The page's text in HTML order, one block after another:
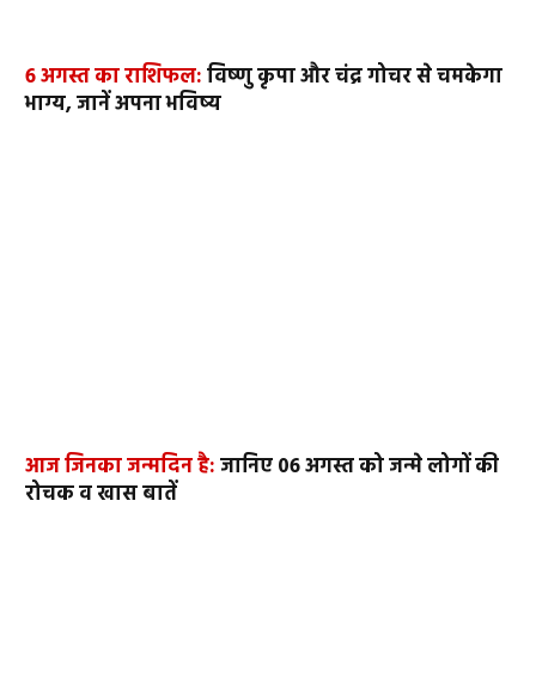
6 अगस्त का राशिफल:विष्णु कृपा और चंद्र गोचर से चमकेगा
भाग्य, जानें अपना भविष्य
आज जिनका जन्मदिन है:जानिए 06 अगस्त को जन्मे लोगों की
रोचक व खास बातें